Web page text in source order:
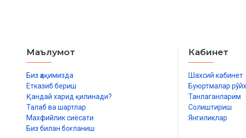
Маълумот
Биз ҳақимизда
Етказиб бериш
Қандай харид қилинади?
Талаб ва шартлар
Махфийлик сиёсати
Биз билан боғланиш
Кабинет
Шахсий кабинет
Буюртмалар
Танлаганларим
Солиштириш
Янгиликлар